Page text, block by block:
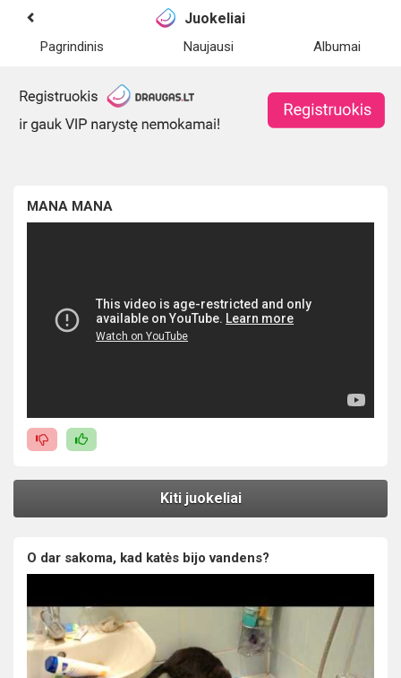
Juokeliai
Pagrindinis Naujausi Albumai
MANA MANA
Kiti juokeliai
O dar sakoma, kad katės bijo vandens?